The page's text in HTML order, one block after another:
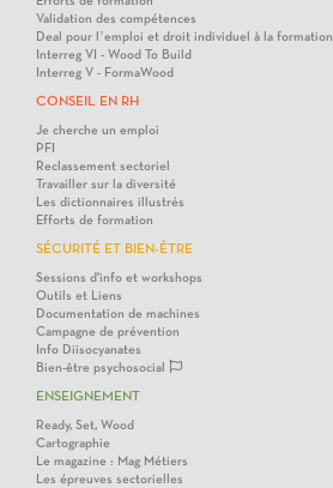
Validation des compétences
Deal pour l’emploi et droit individuel à la formation
Interreg VI - Wood To Build
Interreg V - FormaWood
CONSEIL EN RH
Je cherche un emploi
PFI
Reclassement sectoriel
Travailler sur la diversité
Les dictionnaires illustrés
Efforts de formation
SÉCURITÉ ET BIEN-ÊTRE
Sessions d'info et workshops
Outils et Liens
Documentation de machines
Campagne de prévention
Info Diisocyanates
Bien-être psychosocial
ENSEIGNEMENT
Ready, Set, Wood
Cartographie
Le magazine : Mag Métiers
Les épreuves sectorielles